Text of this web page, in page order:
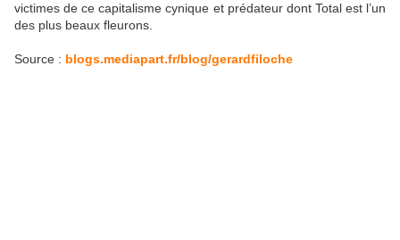
victimes de ce capitalisme cynique et prédateur dont Total est l’un
des plus beaux fleurons.
Source : blogs.mediapart.fr/blog/gerardfiloche